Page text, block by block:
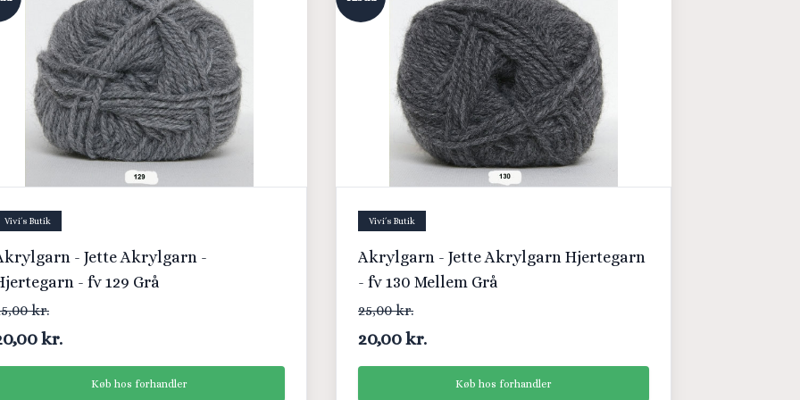
Vivi´s Butik
- Jette Akrylgarn -
- fv 129 Grå
kr.
kr.
Køb hos forhandler
Vivi´s Butik
Akrylgarn - Jette Akrylgarn Hjertegarn
- fv 130 Mellem Grå
25,00 kr.
20,00 kr.
Køb hos forhandler